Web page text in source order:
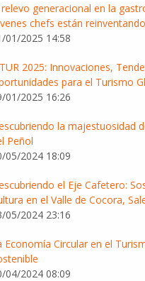
relevo generacional en la
chefs están
01/2025 14:58
2025: Innovaciones,
para el Turismo
01/2025 16:26
la majestuosidad
Peñol
05/2024 18:09
el Eje Cafetero:
en el Valle de Cocora,
05/2024 23:16
Economía Circular en el
04/2024 08:09